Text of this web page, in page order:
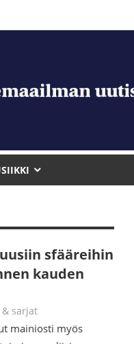
sfääreihin
kauden
& sarjat
mainiosti myös